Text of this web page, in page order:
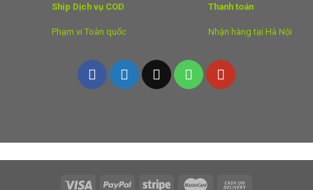
Ship Dịch vụ COD
Phạm vi Toàn quốc
Thanh toán
Nhận hàng tại Hà Nội